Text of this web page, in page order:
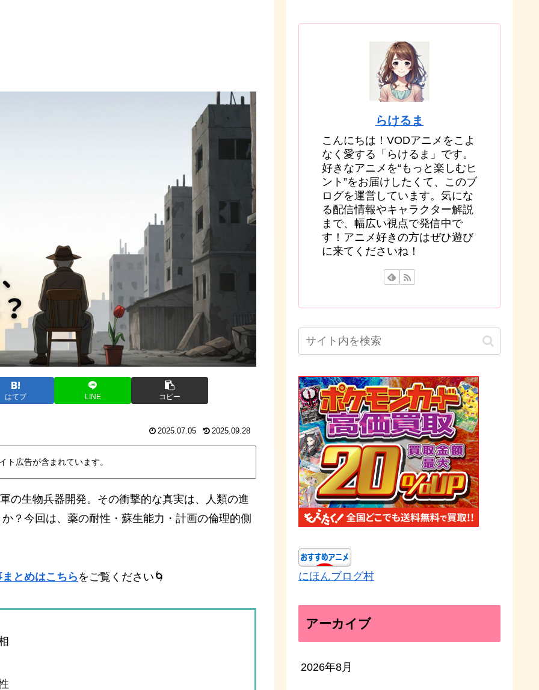
はてブ LINE コピー
2025.07.05 2025.09.28
ト広告が含まれています。
の生物兵器開発。その衝撃的な真実は、人類の進
？今回は、薬の耐性・蘇生能力・計画の倫理的側
とめはこちら をご覧ください🌀
らけるま
こんにちは！VODアニメをこよ
なく愛する「らけるま」です。
好きなアニメを“もっと楽しむヒ
ント”をお届けしたくて、このブ
ログを運営しています。気にな
る配信情報やキャラクター解説
まで、幅広い視点で発信中で
す！アニメ好きの方はぜひ遊び
に来てくださいね！
にほんブログ村
アーカイブ
2026年8月